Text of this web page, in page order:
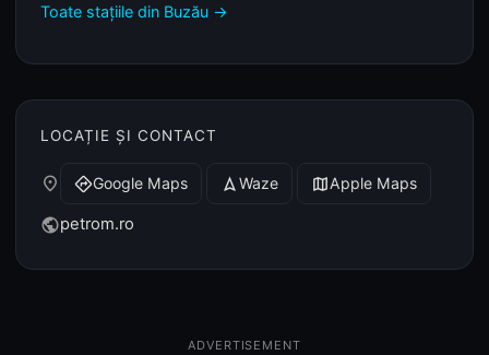
Toate stațiile din Buzău →
LOCAȚIE ȘI CONTACT
place directionsGoogle Maps navigation Waze mapApple Maps
publicpetrom.ro
ADVERTISEMENT